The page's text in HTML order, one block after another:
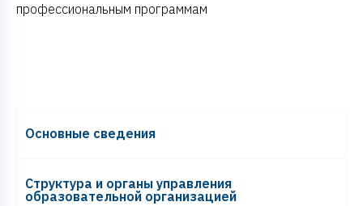
Основные сведения
Структура и органы управления
образовательной организацией
профессиональным программам